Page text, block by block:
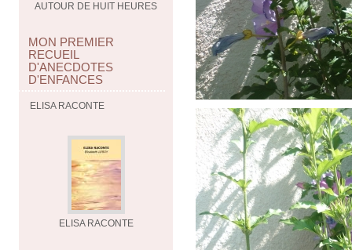
AUTOUR DE HUIT HEURES
MON PREMIER
RECUEIL
D'ANECDOTES
D'ENFANCES
ELISA RACONTE
ELISA RACONTE